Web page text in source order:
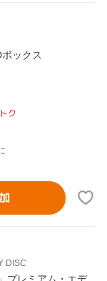
ックス
ク
DISC
プレミアム・エデ